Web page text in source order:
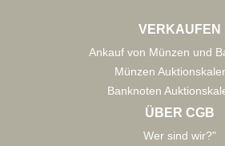
VERKAUFEN
Ankauf von Münzen und
Münzen
Banknoten
ÜBER CGB
Wer sind wir?"